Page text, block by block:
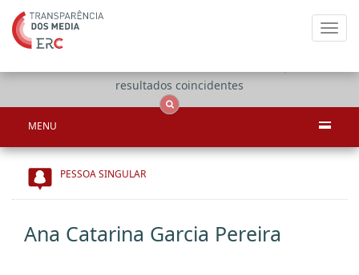
resultados coincidentes
MENU
PESSOA SINGULAR
Ana Catarina Garcia Pereira